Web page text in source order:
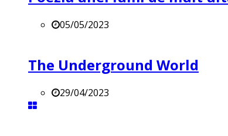
05/05/2023
The Underground World
29/04/2023